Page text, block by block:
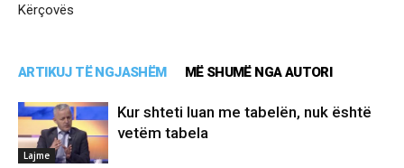
Kërçovës
ARTIKUJ TË NGJASHËM MË SHUMË NGA AUTORI
Lajme
Kur shteti luan me tabelën, nuk është
vetëm tabela